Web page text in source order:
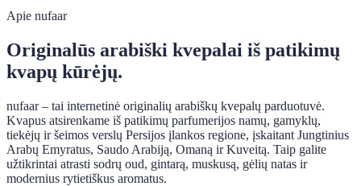
Apie nufaar
Originalūs arabiški kvepalai iš patikimų
kvapų kūrėjų.
nufaar – tai internetinė originalių arabiškų kvepalų parduotuvė.
Kvapus atsirenkame iš patikimų parfumerijos namų, gamyklų,
tiekėjų ir šeimos verslų Persijos įlankos regione, įskaitant Jungtinius
Arabų Emyratus, Saudo Arabiją, Omaną ir Kuveitą. Taip galite
užtikrintai atrasti sodrų oud, gintarą, muskusą, gėlių natas ir
modernius rytietiškus aromatus.